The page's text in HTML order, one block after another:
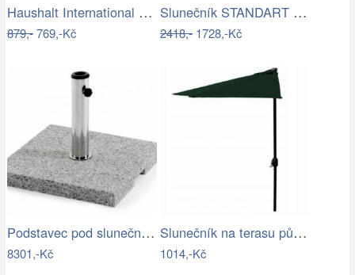
Haushalt International Stínící…
879,-769,-Kč
Slunečník STANDART 4m ROJAPLAST
2418,-1728,-Kč
Podstavec pod slunečník ODDIN - GD
8301,-Kč
Slunečník na terasu půlkruhový - zelený…
1014,-Kč